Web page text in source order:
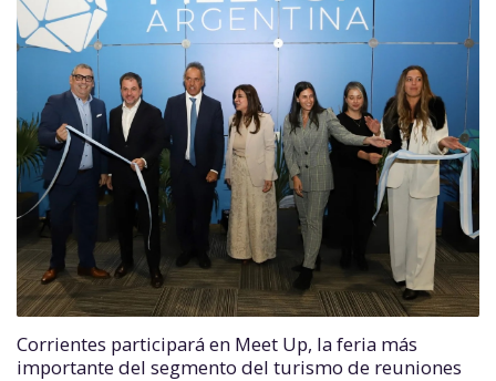
Corrientes participará en Meet Up, la feria más
importante del segmento del turismo de reuniones